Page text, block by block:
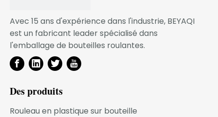
Avec 15 ans d'expérience dans l'industrie, BEYAQI
est un fabricant leader spécialisé dans
l'emballage de bouteilles roulantes.
Des produits
Rouleau en plastique sur bouteille